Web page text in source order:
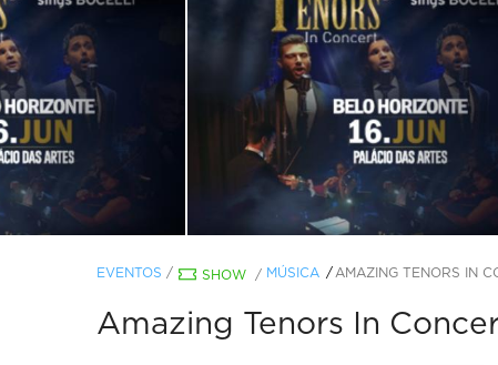
EVENTOS / SHOW / MÚSICA AMAZING TENORS IN
Amazing Tenors In